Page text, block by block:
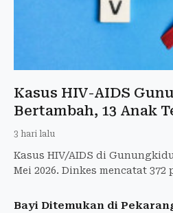
Kasus HIV-AIDS
Bertambah, 13 Anak
3 hari lalu
Kasus HIV/AIDS di
Mei 2026. Dinkes mencatat
Bayi Ditemukan di